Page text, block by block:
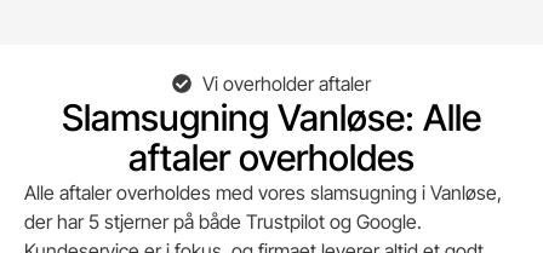
Vi overholder aftaler
Slamsugning Vanløse: Alle
aftaler overholdes
Alle aftaler overholdes med vores slamsugning i Vanløse,
der har 5 stjerner på både Trustpilot og Google.